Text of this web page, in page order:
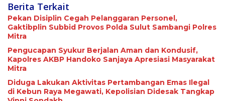
Berita Terkait
Pekan Disiplin Cegah Pelanggaran Personel,
Gaktibplin Subbid Provos Polda Sulut Sambangi ‎Polres
Mitra
Pengucapan Syukur Berjalan Aman dan Kondusif,
Kapolres AKBP Handoko Sanjaya Apresiasi Masyarakat
Mitra
Diduga Lakukan Aktivitas Pertambangan Emas Ilegal
di Kebun Raya Megawati, Kepolisian Didesak Tangkap